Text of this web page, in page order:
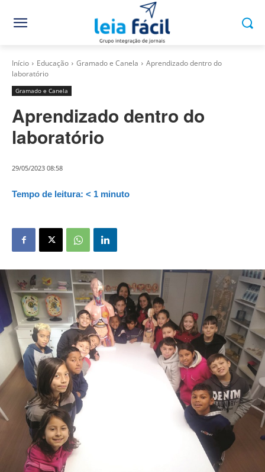
Início Educação Gramado e Canela
Aprendizado dentro do
laboratório
Gramado e Canela
Aprendizado dentro do
laboratório
29/05/2023 08:58
Tempo de leitura: < 1 minuto